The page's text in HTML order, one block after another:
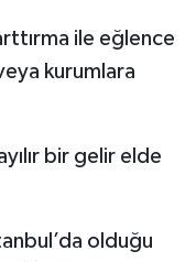
ile eğlence
kurumlara
bir gelir elde
olduğu